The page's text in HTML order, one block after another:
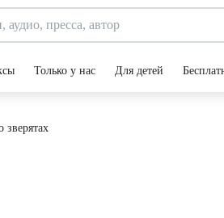
Только у нас Для детей
зверятах